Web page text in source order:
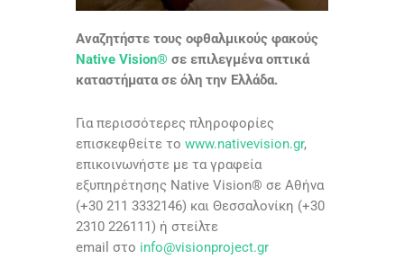
Αναζητήστε τους οφθαλμικούς φακούς
Native Vision® σε επιλεγμένα οπτικά
καταστήματα σε όλη την Ελλάδα.
Για περισσότερες πληροφορίες
επισκεφθείτε το www.nativevision.gr,
επικοινωνήστε με τα γραφεία
εξυπηρέτησης Native Vision® σε Αθήνα
(+30 211 3332146) και Θεσσαλονίκη (+30
2310 226111) ή στείλτε
email στο info@visionproject.gr